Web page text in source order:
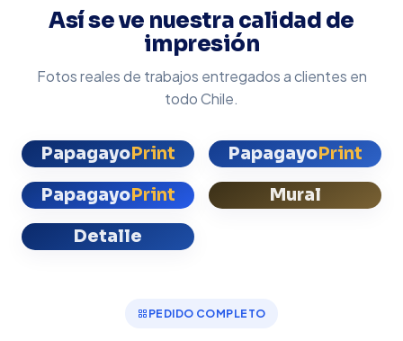
Así se ve nuestra calidad de
impresión
Fotos reales de trabajos entregados a clientes en
todo Chile.
PapagayoPrint PapagayoPrint
PapagayoPrint
Mural
Detalle
PEDIDO COMPLETO